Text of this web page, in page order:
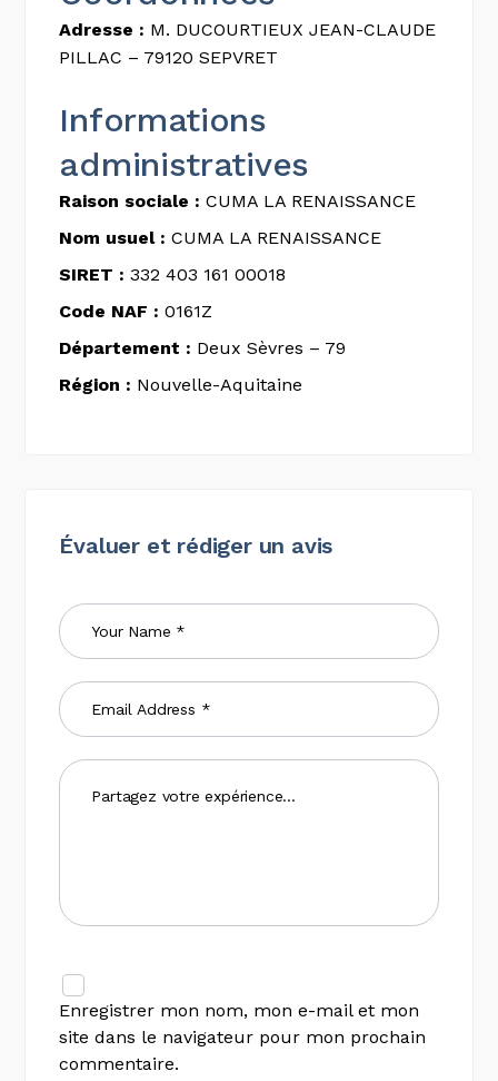
Adresse : M. DUCOURTIEUX JEAN-CLAUDE
PILLAC – 79120 SEPVRET
Informations
administratives
Raison sociale : CUMA LA RENAISSANCE
Nom usuel : CUMA LA RENAISSANCE
SIRET : 332 403 161 00018
Code NAF : 0161Z
Département : Deux Sèvres – 79
Région : Nouvelle-Aquitaine
Évaluer et rédiger un avis
Enregistrer mon nom, mon e-mail et mon
site dans le navigateur pour mon prochain
commentaire.